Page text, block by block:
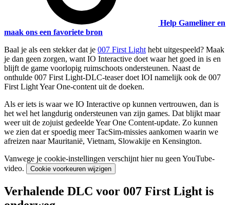
Help Gameliner en
maak ons een favoriete bron
Baal je als een stekker dat je 007 First Light hebt uitgespeeld? Maak
je dan geen zorgen, want IO Interactive doet waar het goed in is en
blijft de game voorlopig ruimschoots ondersteunen. Naast de
onthulde 007 First Light-DLC-teaser doet IOI namelijk ook de 007
First Light Year One-content uit de doeken.
Als er iets is waar we IO Interactive op kunnen vertrouwen, dan is
het wel het langdurig ondersteunen van zijn games. Dat blijkt maar
weer uit de zojuist gedeelde Year One Content-update. Zo kunnen
we zien dat er spoedig meer TacSim-missies aankomen waarin we
afreizen naar Mauritanië, Vietnam, Slowakije en Kensington.
Vanwege je cookie-instellingen verschijnt hier nu geen YouTube-
video.
Cookie voorkeuren wijzigen
Verhalende DLC voor 007 First Light is